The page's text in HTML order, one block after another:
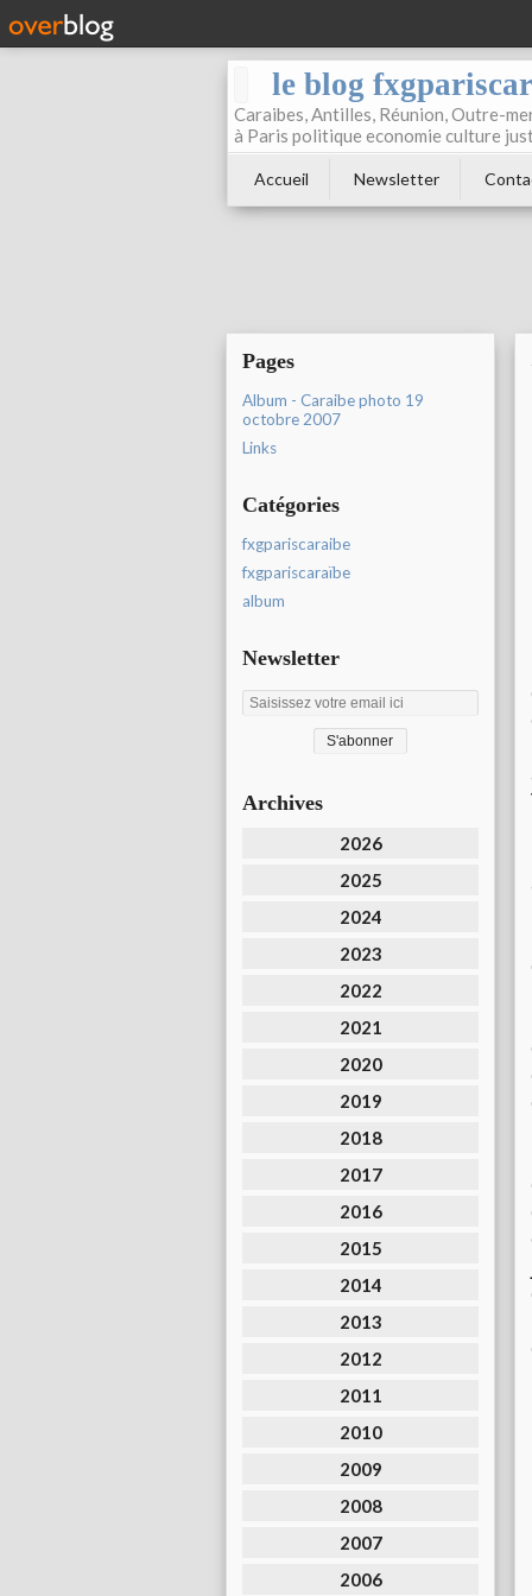
le blog
Caraibes, Antilles, Réunion, Outre-
à Paris politique economie culture
Accueil Newsletter
Pages
Album - Caraibe photo 19
octobre 2007
Links
Catégories
fxgpariscaraibe
fxgpariscaraïbe
album
Newsletter
Archives
2026
2025
2024
2023
2022
2021
2020
2019
2018
2017
2016
2015
2014
2013
2012
2011
2010
2009
2008
2007
2006